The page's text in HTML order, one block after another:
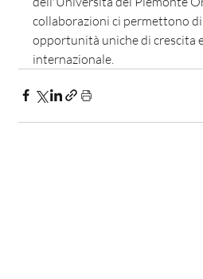
collaborazioni ci permettono
opportunità uniche di crescita
internazionale.